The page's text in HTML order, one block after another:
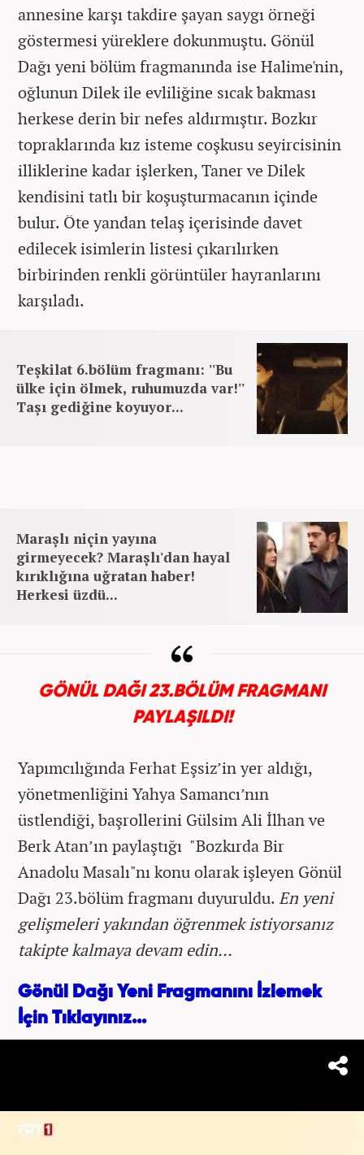
annesine karşı takdire şayan saygı örneği
göstermesi yüreklere dokunmuştu. Gönül
Dağı yeni bölüm fragmanında ise Halime'nin,
oğlunun Dilek ile evliliğine sıcak bakması
herkese derin bir nefes aldırmıştır. Bozkır
topraklarında kız isteme coşkusu seyircisinin
illiklerine kadar işlerken, Taner ve Dilek
kendisini tatlı bir koşuşturmacanın içinde
bulur. Öte yandan telaş içerisinde davet
edilecek isimlerin listesi çıkarılırken
birbirinden renkli görüntüler hayranlarını
karşıladı.
Teşkilat 6.bölüm fragmanı: ''Bu
ülke için ölmek, ruhumuzda var!''
Taşı gediğine koyuyor...
Maraşlı niçin yayına
girmeyecek? Maraşlı'dan hayal
kırıklığına uğratan haber!
Herkesi üzdü...
GÖNÜL DAĞI 23.BÖLÜM FRAGMANI
PAYLAŞILDI!
Yapımcılığında Ferhat Eşsiz’in yer aldığı,
yönetmenliğini Yahya Samancı’nın
üstlendiği, başrollerini Gülsim Ali İlhan ve
Berk Atan’ın paylaştığı "Bozkırda Bir
Anadolu Masalı"nı konu olarak işleyen Gönül
Dağı 23.bölüm fragmanı duyuruldu.En yeni
gelişmeleri yakından öğrenmek istiyorsanız
takipte kalmaya devam edin…
Gönül Dağı Yeni Fragmanını İzlemek
İçin Tıklayınız...